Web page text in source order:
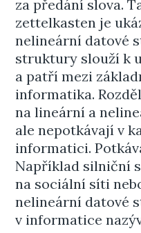
za předání slova.
zettelkasten je
nelineární datové
struktury slouží k
a patří mezi
informatika.
na lineární a
ale nepotkávají v
informatici.
Například silniční
na sociální síti
nelineární datové
v informatice